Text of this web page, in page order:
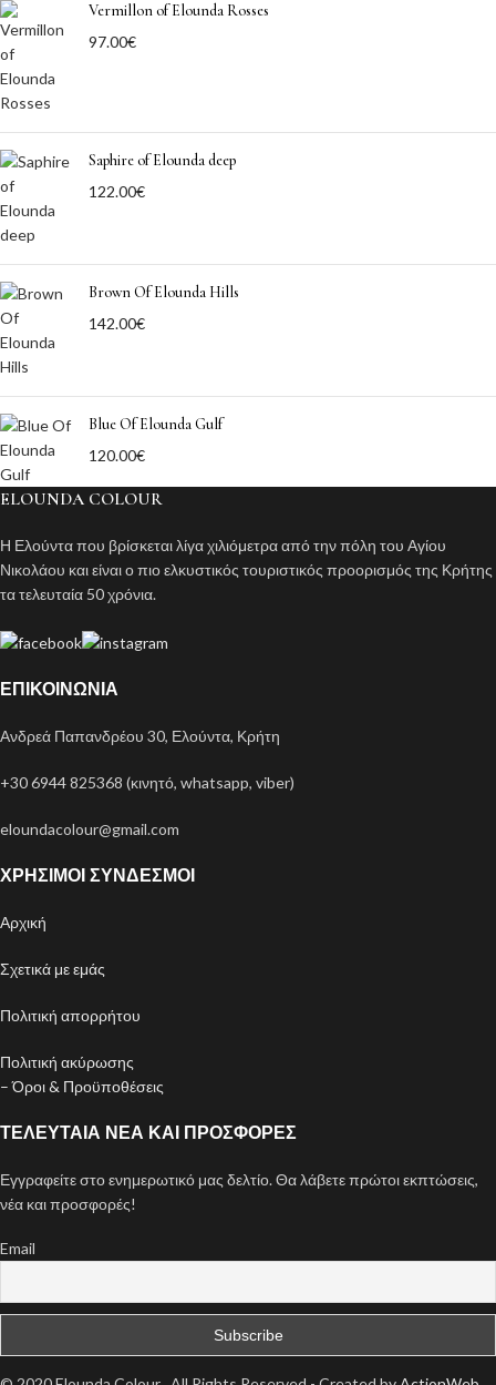
Vermillon of Elounda Rosses
97.00€
Saphire of Elounda deep
122.00€
Brown Of Elounda Hills
142.00€
Blue Of Elounda Gulf
120.00€
ELOUNDA COLOUR
Η Ελούντα που βρίσκεται λίγα χιλιόμετρα από την πόλη του Αγίου
Νικολάου και είναι ο πιο ελκυστικός τουριστικός προορισμός της Κρήτης
τα τελευταία 50 χρόνια.
ΕΠΙΚΟΙΝΩΝΊΑ
Ανδρεά Παπανδρέου 30, Ελούντα, Κρήτη
+30 6944 825368 (κινητό, whatsapp, viber)
eloundacolour@gmail.com
ΧΡΉΣΙΜΟΙ ΣΎΝΔΕΣΜΟΙ
Αρχική
Σχετικά με εμάς
Πολιτική απορρήτου
Πολιτική ακύρωσης
– Όροι & Προϋποθέσεις
ΤΕΛΕΥΤΑΊΑ ΝΈΑ ΚΑΙ ΠΡΟΣΦΟΡΈΣ
Εγγραφείτε στο ενημερωτικό μας δελτίο. Θα λάβετε πρώτοι εκπτώσεις,
νέα και προσφορές!
Email